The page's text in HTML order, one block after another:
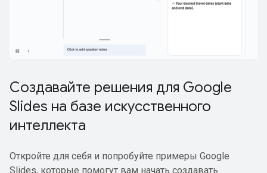
Создавайте решения для Google
Slides на базе искусственного
интеллекта
Откройте для себя и попробуйте примеры Google
Slides, которые помогут вам начать создавать